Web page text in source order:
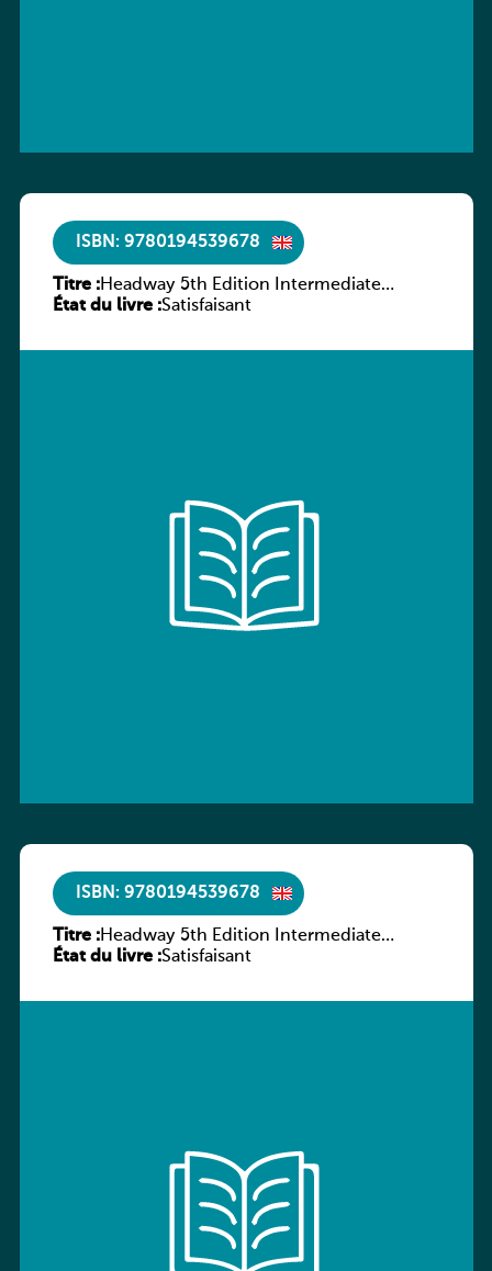
ISBN: 9780194539678
Titre :Headway 5th Edition Intermediate
Workbook without key
État du livre :Satisfaisant
ISBN: 9780194539678
Titre :Headway 5th Edition Intermediate
Workbook without key
État du livre :Satisfaisant